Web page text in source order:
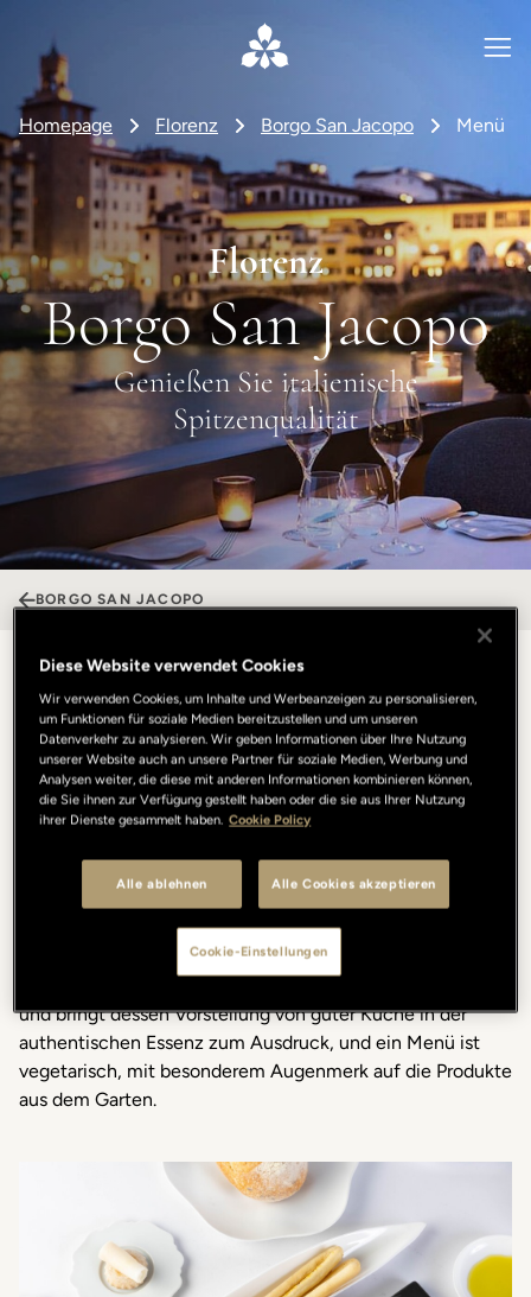
Homepage Florenz Borgo San Jacopo Menü
Florenz
Borgo San Jacopo
Genießen Sie italienische
Spitzenqualität
BORGO SAN JACOPO
Eine gastronomische Reise, in der
die Philosophie und die Identität
der Küche zum Ausdruck
kommen.
drei Verkostungsmenüs: Eines folgt dem Rhythmus und
dem Zyklus der Jahreszeiten um, eines konzentriert sich
und bringt dessen Vorstellung von guter Küche in der
authentischen Essenz zum Ausdruck, und ein Menü ist
vegetarisch, mit besonderem Augenmerk auf die Produkte
aus dem Garten.
Diese Website verwendet Cookies
Wir verwenden Cookies, um Inhalte und Werbeanzeigen zu personalisieren,
um Funktionen für soziale Medien bereitzustellen und um unseren
Datenverkehr zu analysieren. Wir geben Informationen über Ihre Nutzung
unserer Website auch an unsere Partner für soziale Medien, Werbung und
Analysen weiter, die diese mit anderen Informationen kombinieren können,
die Sie ihnen zur Verfügung gestellt haben oder die sie aus Ihrer Nutzung
ihrer Dienste gesammelt haben. Cookie Policy
Alle ablehnen Alle Cookies akzeptieren
Cookie-Einstellungen